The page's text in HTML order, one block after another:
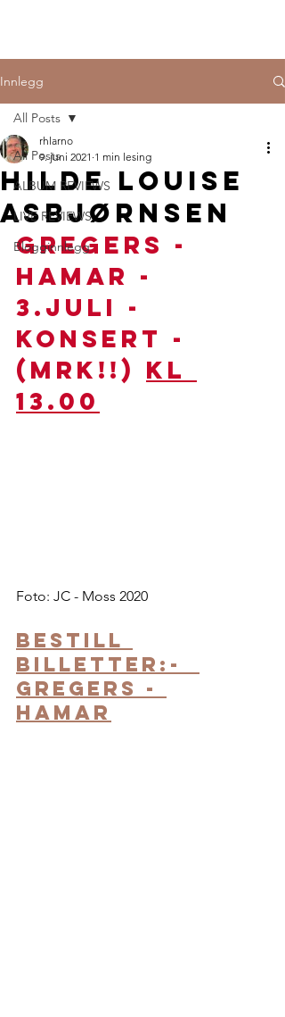
Innlegg
All Posts
ALBUM REVIEWS
LIVE REVIEWS
Blogginnlegg
All Posts
Hilde Louise
Asbjørnsen
rhlarno
9. juni 2021 1 min lesing
Gregers -
Hamar -
3.juli -
konsert -
(Mrk!!) kl
13.00
Foto: JC - Moss 2020
Bestill
billetter:-
Gregers -
Hamar